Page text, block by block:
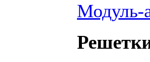
Модуль-